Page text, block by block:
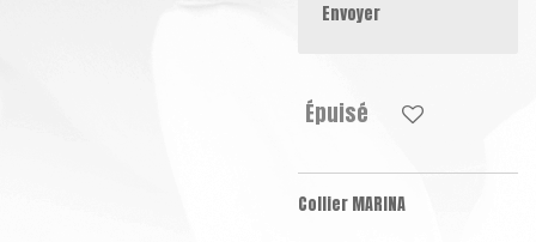
Envoyer
Épuisé
Collier MARINA